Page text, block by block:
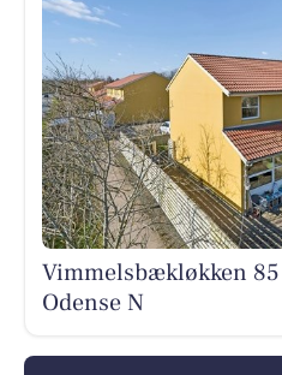
Vimmelsbækløkken
Odense N